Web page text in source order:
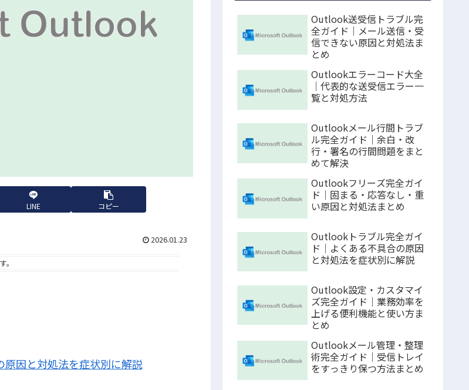
LINE コピー
2026.01.23
。
因と対処法を症状別に解説
Outlook送受信トラブル完
全ガイド｜メール送信・受
信できない原因と対処法ま
とめ
Outlookエラーコード大全
｜代表的な送受信エラー一
覧と対処方法
Outlookメール行間トラブ
ル完全ガイド｜余白・改
行・署名の行間問題をまと
めて解決
Outlookフリーズ完全ガイ
ド｜固まる・応答なし・重
い原因と対処法まとめ
Outlookトラブル完全ガイ
ド｜よくある不具合の原因
と対処法を症状別に解説
Outlook設定・カスタマイ
ズ完全ガイド｜業務効率を
上げる便利機能と使い方ま
とめ
Outlookメール管理・整理
術完全ガイド｜受信トレイ
をすっきり保つ方法まとめ